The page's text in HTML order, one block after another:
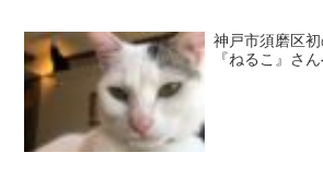
神戸市須磨区
『ねるこ』さ